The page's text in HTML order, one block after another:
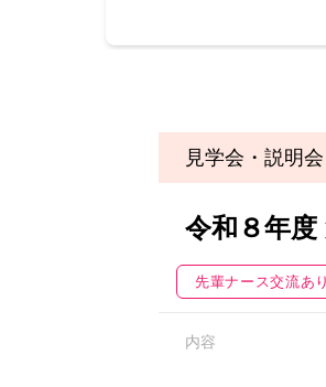
見学会・説明会
令和８年
先輩ナース交流あり
内容